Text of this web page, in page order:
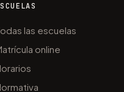
las escuelas
online